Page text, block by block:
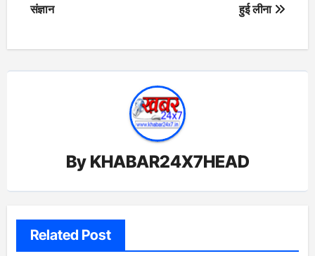
संज्ञान हुई लीना
By KHABAR24X7HEAD
Related Post